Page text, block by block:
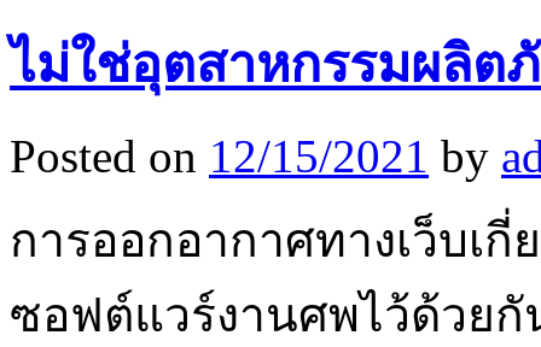
ไม่ใช่อุตสาหกรรมผลิ
Posted on 12/15/2021 by
การออกอากาศทางเว็บเ
ซอฟต์แวร์งานศพไว้ด้วยกั